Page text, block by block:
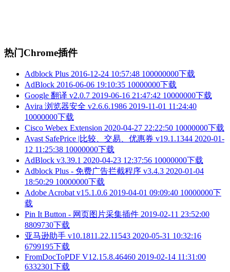
热门Chrome插件
Adblock Plus 2016-12-24 10:57:48 100000000下载
AdBlock 2016-06-06 19:10:35 10000000下载
Google 翻译 v2.0.7 2019-06-16 21:47:42 10000000下载
Avira 浏览器安全 v2.6.6.1986 2019-11-01 11:24:40
10000000下载
Cisco Webex Extension 2020-04-27 22:22:50 10000000下载
Avast SafePrice |比较、交易、优惠券 v19.1.1344 2020-01-
12 11:25:38 10000000下载
AdBlock v3.39.1 2020-04-23 12:37:56 10000000下载
Adblock Plus - 免费广告拦截程序 v3.4.3 2020-01-04
18:50:29 10000000下载
Adobe Acrobat v15.1.0.6 2019-04-01 09:09:40 10000000下
载
Pin It Button - 网页图片采集插件 2019-02-11 23:52:00
8809730下载
亚马逊助手 v10.1811.22.11543 2020-05-31 10:32:16
6799195下载
FromDocToPDF V12.15.8.46460 2019-02-14 11:31:00
6332301下载